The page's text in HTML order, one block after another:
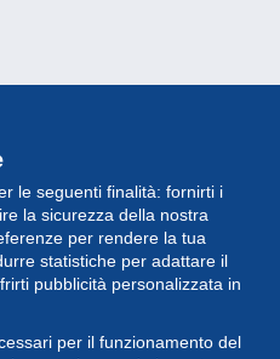
le seguenti finalità: fornirti i
la sicurezza della nostra
per rendere la tua
statistiche per adattare il
pubblicità personalizzata in
per il funzionamento del